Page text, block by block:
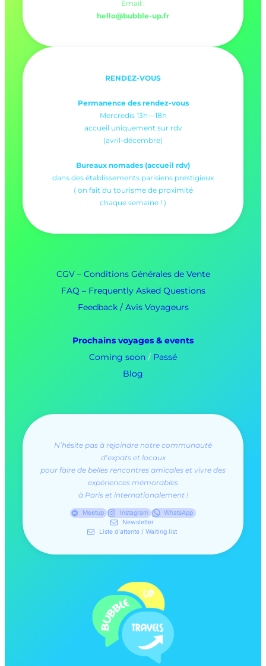
Email :
hello@bubble-up.fr
RENDEZ-VOUS
Permanence des rendez-vous
Mercredis 13h—18h
accueil uniquement sur rdv
(avril-décembre)
Bureaux nomades (accueil rdv)
dans des établissements parisiens prestigieux
( on fait du tourisme de proximité
chaque semaine ! )
CGV – Conditions Générales de Vente
FAQ – Frequently Asked Questions
Feedback / Avis Voyageurs
Prochains voyages & events
Coming soon / Passé
Blog
N’hésite pas à rejoindre notre communauté
d’expats et locaux
pour faire de belles rencontres amicales et vivre des
expériences mémorables
à Paris et internationalement !
Meetup Instagram
WhatsApp
Newsletter
Liste d'attente / Waiting list